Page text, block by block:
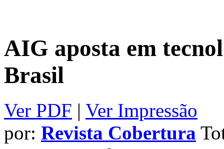
AIG aposta em
Brasil
Ver PDF | Ver Impressão
por: Revista Cobertura